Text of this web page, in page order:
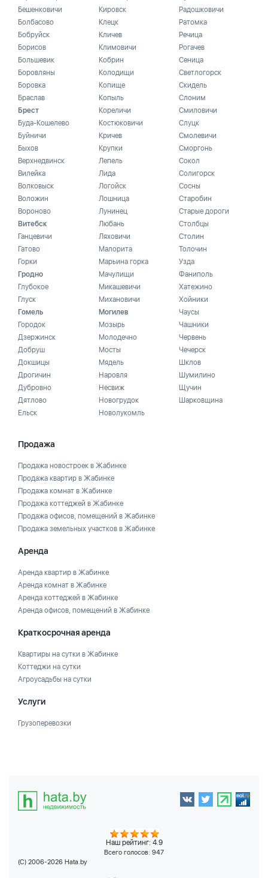
Бешенковичи
Болбасово
Бобруйск
Борисов
Большевик
Боровляны
Боровка
Браслав
Брест
Буда-Кошелево
Буйничи
Быхов
Верхнедвинск
Вилейка
Волковыск
Воложин
Вороново
Витебск
Ганцевичи
Гатово
Горки
Гродно
Глубокое
Глуск
Гомель
Городок
Дзержинск
Добруш
Докшицы
Дрогичин
Дубровно
Дятлово
Ельск
Кировск
Клецк
Кличев
Климовичи
Кобрин
Колодищи
Копище
Копыль
Кореличи
Костюковичи
Кричев
Крупки
Лепель
Лида
Логойск
Лошница
Лунинец
Любань
Ляховичи
Малорита
Марьина горка
Мачулищи
Микашевичи
Михановичи
Могилев
Мозырь
Молодечно
Мосты
Мядель
Наровля
Несвиж
Новогрудок
Новолукомль
Радошковичи
Ратомка
Речица
Рогачев
Сеница
Светлогорск
Скидель
Слоним
Смиловичи
Слуцк
Смолевичи
Сморгонь
Сокол
Солигорск
Сосны
Старобин
Старые дороги
Столбцы
Столин
Толочин
Узда
Фаниполь
Хатежино
Хойники
Чаусы
Чашники
Червень
Чечерск
Шклов
Шумилино
Щучин
Шарковщина
Продажа
Продажа новостроек в Жабинке
Продажа квартир в Жабинке
Продажа комнат в Жабинке
Продажа коттеджей в Жабинке
Продажа офисов, помещений в Жабинке
Продажа земельных участков в Жабинке
Аренда
Аренда квартир в Жабинке
Аренда комнат в Жабинке
Аренда коттеджей в Жабинке
Аренда офисов, помещений в Жабинке
Краткосрочная аренда
Квартиры на сутки в Жабинке
Коттеджи на сутки
Агроусадьбы на сутки
Услуги
Грузоперевозки
Наш рейтинг: 4.9
Всего голосов: 947
(C) 2006-2026 Hata.by